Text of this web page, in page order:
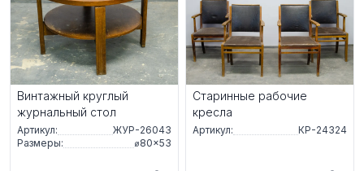
Винтажный круглый
журнальный стол
Артикул:
ЖУР-26043
Размеры:
⌀80×53
Старинные рабочие
кресла
Артикул: КР-24324